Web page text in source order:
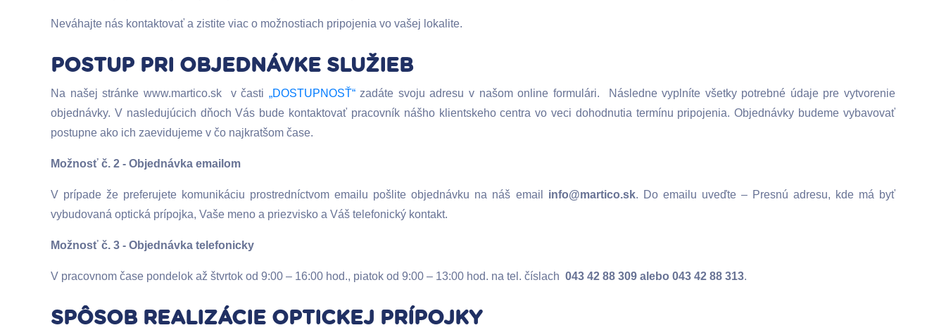
Neváhajte nás kontaktovať a zistite viac o možnostiach pripojenia vo vašej lokalite.
POSTUP PRI OBJEDNÁVKE SLUŽIEB
Na našej stránke www.martico.sk v časti „DOSTUPNOSŤ“ zadáte svoju adresu v našom online formulári. Následne vyplníte všetky potrebné údaje pre vytvorenie
objednávky. V nasledujúcich dňoch Vás bude kontaktovať pracovník nášho klientskeho centra vo veci dohodnutia termínu pripojenia. Objednávky budeme vybavovať
postupne ako ich zaevidujeme v čo najkratšom čase.
Možnosť č. 2 - Objednávka emailom
V prípade že preferujete komunikáciu prostredníctvom emailu pošlite objednávku na náš email info@martico.sk. Do emailu uveďte – Presnú adresu, kde má byť
vybudovaná optická prípojka, Vaše meno a priezvisko a Váš telefonický kontakt.
Možnosť č. 3 - Objednávka telefonicky
V pracovnom čase pondelok až štvrtok od 9:00 – 16:00 hod., piatok od 9:00 – 13:00 hod. na tel. číslach 043 42 88 309 alebo 043 42 88 313.
SPÔSOB REALIZÁCIE OPTICKEJ PRÍPOJKY